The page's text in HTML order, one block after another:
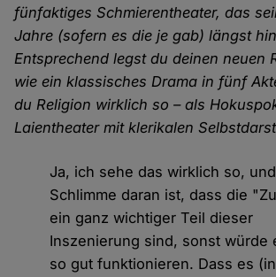
fünfaktiges Schmierentheater, das
Jahre (sofern es die je gab) längst
Entsprechend legst du deinen neuen
wie ein klassisches Drama in fünf
du Religion wirklich so – als
Laientheater mit klerikalen
Ja, ich sehe das wirklich so,
Schlimme daran ist, dass die
ein ganz wichtiger Teil dieser
Inszenierung sind, sonst würde
so gut funktionieren. Dass es (in